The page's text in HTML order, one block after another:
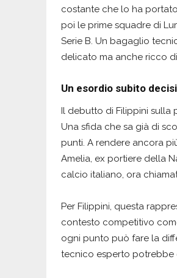
costante che lo ha portato
poi le prime squadre di
Serie B. Un bagaglio
delicato ma anche ricco
Un esordio subito
Il debutto di Filippini sulla
Una sfida che sa già di
punti. A rendere ancora
Amelia, ex portiere della
calcio italiano, ora
Per Filippini, questa
contesto competitivo
ogni punto può fare la
tecnico esperto potrebbe